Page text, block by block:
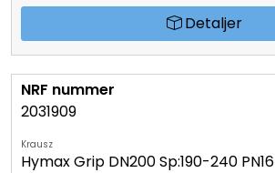
Detaljer
2031909
Krausz
Hymax Grip DN200 Sp:190-240 PN16